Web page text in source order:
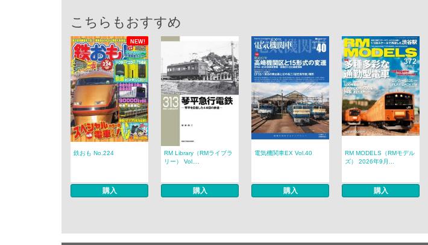
こちらもおすすめ
NEW!
鉄おも No.224
購入
RM Library（RMライブラ
リー） Vol....
購入
電気機関車EX Vol.40
購入
RM MODELS（RMモデル
ズ） 2026年9月...
購入